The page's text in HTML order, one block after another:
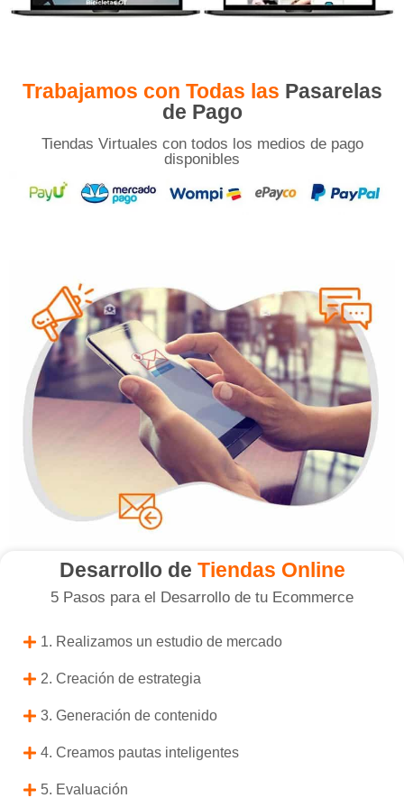
Trabajamos con Todas las Pasarelas
de Pago
Tiendas Virtuales con todos los medios de pago
disponibles
Desarrollo de Tiendas Online
5 Pasos para el Desarrollo de tu Ecommerce
1. Realizamos un estudio de mercado
2. Creación de estrategia
3. Generación de contenido
4. Creamos pautas inteligentes
5. Evaluación